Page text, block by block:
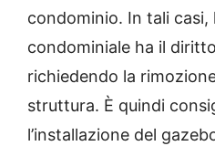
condominio. In tali casi,
condominiale ha il
richiedendo la
struttura. È quindi
l’installazione del